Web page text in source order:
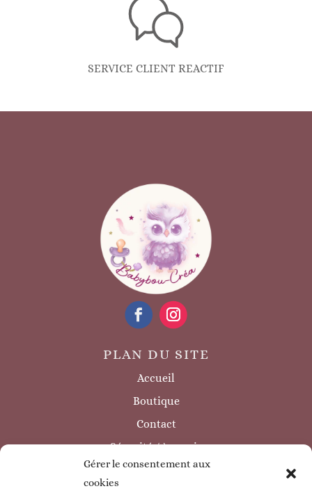
Gérer le consentement aux
cookies
SERVICE CLIENT REACTIF
PLAN DU SITE
Accueil
Boutique
Contact
Sécurité / à savoir
INFORMATIONS LÉGALES